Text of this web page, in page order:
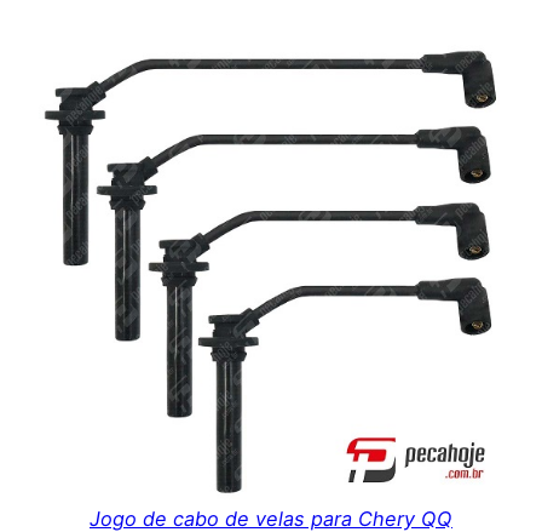
Jogo de cabo de velas para Chery QQ